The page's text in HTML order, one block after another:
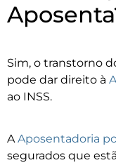
Sim, o transtorno
pode dar direito à
ao INSS.
AAposentadoria
segurados que